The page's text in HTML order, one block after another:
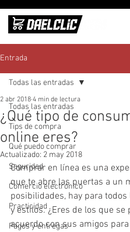
Entrada
Todas las entradas
Tips de compra
Qué puedo comprar
Seguridad
Comercio electrónico
Practicidad
Pagos y entregas
Todas las entradas
¿Qué tipo de
online eres?
2 abr 2018 4 min de lectura
Actualizado: 2 may 2018
Comprar en línea es una
que te abre las puertas a un
posibilidades, hay para todos
y estilos. ¿Eres de los que se
acuerdo con sus amigos